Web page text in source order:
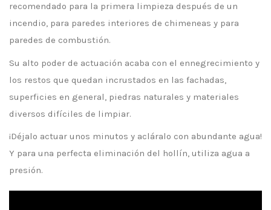
recomendado para la primera limpieza después de un
incendio, para paredes interiores de chimeneas y para
paredes de combustión.
Su alto poder de actuación acaba con el ennegrecimiento y
los restos que quedan incrustados en las fachadas,
superficies en general, piedras naturales y materiales
diversos difíciles de limpiar.
¡Déjalo actuar unos minutos y acláralo con abundante agua!
Y para una perfecta eliminación del hollín, utiliza agua a
presión.